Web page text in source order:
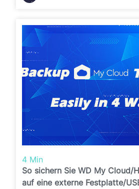
4 Min
So sichern Sie WD My Cloud/
auf eine externe Festplatte/